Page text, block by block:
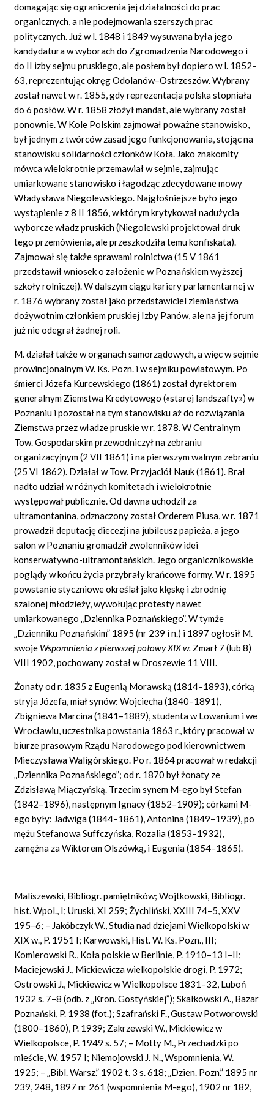
domagając się ograniczenia jej działalności do prac
organicznych, a nie podejmowania szerszych prac
politycznych. Już w l. 1848 i 1849 wysuwana była jego
kandydatura w wyborach do Zgromadzenia Narodowego i
do II izby sejmu pruskiego, ale posłem był dopiero w l. 1852–
63, reprezentując okręg Odolanów–Ostrzeszów. Wybrany
został nawet w r. 1855, gdy reprezentacja polska stopniała
do 6 posłów. W r. 1858 złożył mandat, ale wybrany został
ponownie. W Kole Polskim zajmował poważne stanowisko,
był jednym z twórców zasad jego funkcjonowania, stojąc na
stanowisku solidarności członków Koła. Jako znakomity
mówca wielokrotnie przemawiał w sejmie, zajmując
umiarkowane stanowisko i łagodząc zdecydowane mowy
Władysława Niegolewskiego. Najgłośniejsze było jego
wystąpienie z 8 II 1856, w którym krytykował nadużycia
wyborcze władz pruskich (Niegolewski projektował druk
tego przemówienia, ale przeszkodziła temu konfiskata).
Zajmował się także sprawami rolnictwa (15 V 1861
przedstawił wniosek o założenie w Poznańskiem wyższej
szkoły rolniczej). W dalszym ciągu kariery parlamentarnej w
r. 1876 wybrany został jako przedstawiciel ziemiaństwa
dożywotnim członkiem pruskiej Izby Panów, ale na jej forum
już nie odegrał żadnej roli.
M. działał także w organach samorządowych, a więc w sejmie
prowincjonalnym W. Ks. Pozn. i w sejmiku powiatowym. Po
śmierci Józefa Kurcewskiego (1861) został dyrektorem
generalnym Ziemstwa Kredytowego («starej landszafty») w
Poznaniu i pozostał na tym stanowisku aż do rozwiązania
Ziemstwa przez władze pruskie w r. 1878. W Centralnym
Tow. Gospodarskim przewodniczył na zebraniu
organizacyjnym (2 VII 1861) i na pierwszym walnym zebraniu
(25 VI 1862). Działał w Tow. Przyjaciół Nauk (1861). Brał
nadto udział w różnych komitetach i wielokrotnie
występował publicznie. Od dawna uchodził za
ultramontanina, odznaczony został Orderem Piusa, w r. 1871
prowadził deputację diecezji na jubileusz papieża, a jego
salon w Poznaniu gromadził zwolenników idei
konserwatywno-ultramontańskich. Jego organicznikowskie
poglądy w końcu życia przybrały krańcowe formy. W r. 1895
powstanie styczniowe określał jako klęskę i zbrodnię
szalonej młodzieży, wywołując protesty nawet
umiarkowanego „Dziennika Poznańskiego”. W tymże
„Dzienniku Poznańskim” 1895 (nr 239 i n.) i 1897 ogłosił M.
swoje Wspomnienia z pierwszej połowy XIX w. Zmarł 7 (lub 8)
VIII 1902, pochowany został w Droszewie 11 VIII.
Żonaty od r. 1835 z Eugenią Morawską (1814–1893), córką
stryja Józefa, miał synów: Wojciecha (1840–1891),
Zbigniewa Marcina (1841–1889), studenta w Lowanium i we
Wrocławiu, uczestnika powstania 1863 r., który pracował w
biurze prasowym Rządu Narodowego pod kierownictwem
Mieczysława Waligórskiego. Po r. 1864 pracował w redakcji
„Dziennika Poznańskiego”; od r. 1870 był żonaty ze
Zdzisławą Miączyńską. Trzecim synem M-ego był Stefan
(1842–1896), następnym Ignacy (1852–1909); córkami M-
ego były: Jadwiga (1844–1861), Antonina (1849–1939), po
mężu Stefanowa Suffczyńska, Rozalia (1853–1932),
zamężna za Wiktorem Olszówką, i Eugenia (1854–1865).
Maliszewski, Bibliogr. pamiętników; Wojtkowski, Bibliogr.
hist. Wpol., I; Uruski, XI 259; Żychliński, XXIII 74–5, XXV
195–6; – Jakóbczyk W., Studia nad dziejami Wielkopolski w
XIX w., P. 1951 I; Karwowski, Hist. W. Ks. Pozn., III;
Komierowski R., Koła polskie w Berlinie, P. 1910–13 I–II;
Maciejewski J., Mickiewicza wielkopolskie drogi, P. 1972;
Ostrowski J., Mickiewicz w Wielkopolsce 1831–32, Luboń
1932 s. 7–8 (odb. z „Kron. Gostyńskiej”); Skałkowski A., Bazar
Poznański, P. 1938 (fot.); Szafrański F., Gustaw Potworowski
(1800–1860), P. 1939; Zakrzewski W., Mickiewicz w
Wielkopolsce, P. 1949 s. 57; – Motty M., Przechadzki po
mieście, W. 1957 I; Niemojowski J. N., Wspomnienia, W.
1925; – „Bibl. Warsz.” 1902 t. 3 s. 618; „Dzien. Pozn.” 1895 nr
239, 248, 1897 nr 261 (wspomnienia M-ego), 1902 nr 182,